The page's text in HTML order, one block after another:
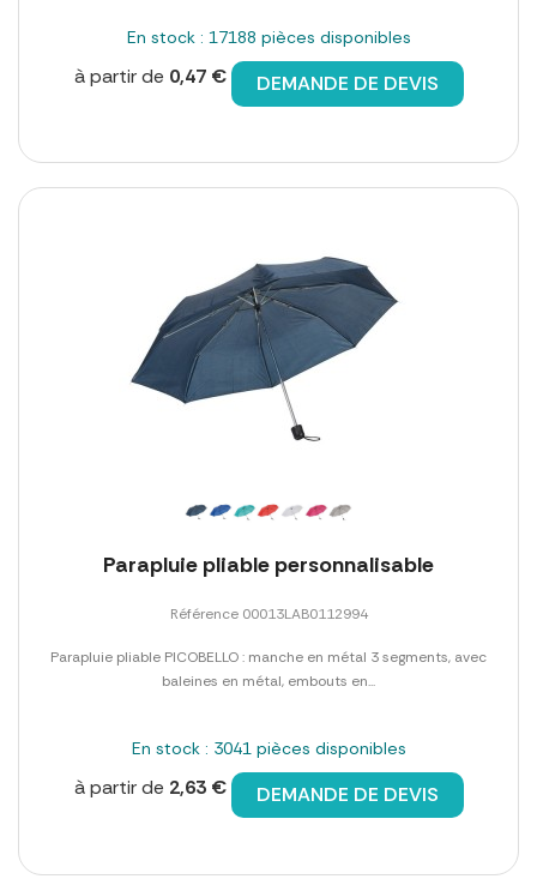
En stock : 17188 pièces disponibles
à partir de 0,47 € DEMANDE DE DEVIS
Parapluie pliable personnalisable
Référence 00013LAB0112994
Parapluie pliable PICOBELLO : manche en métal 3 segments, avec
baleines en métal, embouts en...
En stock : 3041 pièces disponibles
à partir de 2,63 € DEMANDE DE DEVIS